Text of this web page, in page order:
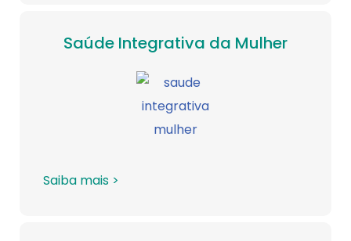
Saúde Integrativa da Mulher
Saiba mais >